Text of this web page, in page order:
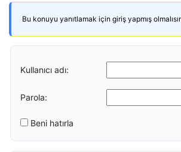
Bu konuyu yanıtlamak için giriş yapmış
Kullanıcı adı:
Parola:
Beni hatırla